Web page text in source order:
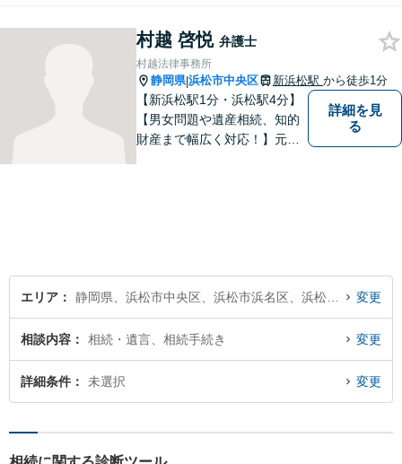
村越 啓悦 弁護士
村越法律事務所
静岡県|浜松市中央区 新浜松駅 から徒歩1分
【新浜松駅1分・浜松駅4分】
【男女問題や遺産相続、知的
財産まで幅広く対応！】元裁
詳細を見
る
エリア 変更
相談内容 相続・遺言、相続手続き 変更
詳細条件 未選択 変更